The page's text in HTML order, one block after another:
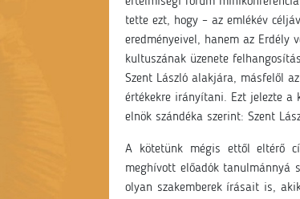
tette ezt, hogy – az emlékév
eredményeivel, hanem az Erdély
kultuszának üzenete
Szent László alakjára, másfelől
értékekre irányítani. Ezt jelezte a
elnök szándéka szerint: Szent
A kötetünk mégis ettől eltérő
meghívott előadók tanulmánnyá
olyan szakemberek írásait is,